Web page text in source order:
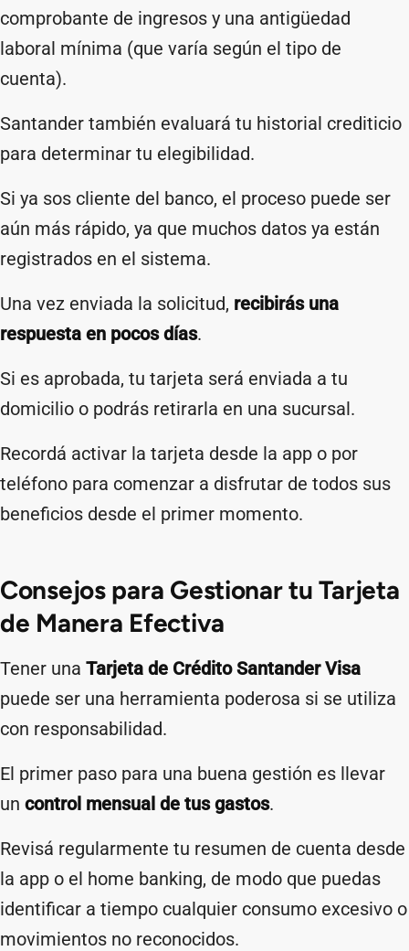
comprobante de ingresos y una antigüedad
laboral mínima (que varía según el tipo de
cuenta).
Santander también evaluará tu historial crediticio
para determinar tu elegibilidad.
Si ya sos cliente del banco, el proceso puede ser
aún más rápido, ya que muchos datos ya están
registrados en el sistema.
Una vez enviada la solicitud, recibirás una
respuesta en pocos días.
Si es aprobada, tu tarjeta será enviada a tu
domicilio o podrás retirarla en una sucursal.
Recordá activar la tarjeta desde la app o por
teléfono para comenzar a disfrutar de todos sus
beneficios desde el primer momento.
Consejos para Gestionar tu Tarjeta
de Manera Efectiva
Tener una Tarjeta de Crédito Santander Visa
puede ser una herramienta poderosa si se utiliza
con responsabilidad.
El primer paso para una buena gestión es llevar
un control mensual de tus gastos.
Revisá regularmente tu resumen de cuenta desde
la app o el home banking, de modo que puedas
identificar a tiempo cualquier consumo excesivo o
movimientos no reconocidos.